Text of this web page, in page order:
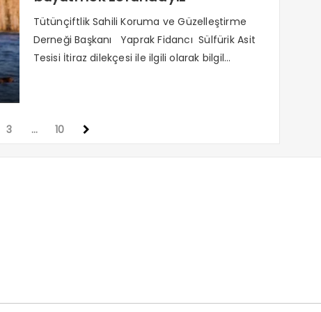
Tütünçiftlik Sahili Koruma ve Güzelleştirme
Derneği Başkanı Yaprak Fidancı Sülfürik Asit
Tesisi İtiraz dilekçesi ile ilgili olarak bilgil...
3 … 10